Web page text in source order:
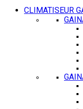
CLIMATISEUR